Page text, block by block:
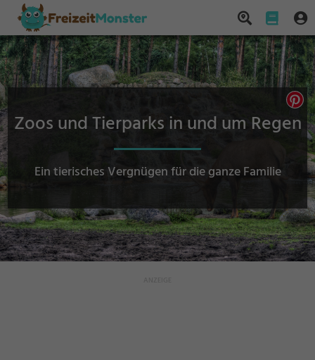
Zoos und Tierparks in und um Regen
Ein tierisches Vergnügen für die ganze Familie